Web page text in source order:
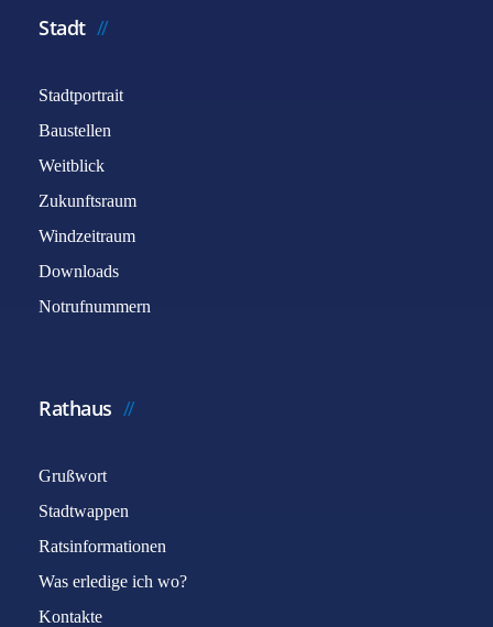
Stadt
Stadtportrait
Baustellen
Weitblick
Zukunftsraum
Windzeitraum
Downloads
Notrufnummern
Rathaus
Grußwort
Stadtwappen
Ratsinformationen
Was erledige ich wo?
Kontakte